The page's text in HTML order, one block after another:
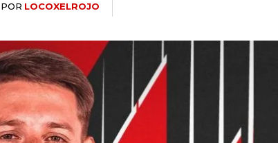
POR LOCOXELROJO